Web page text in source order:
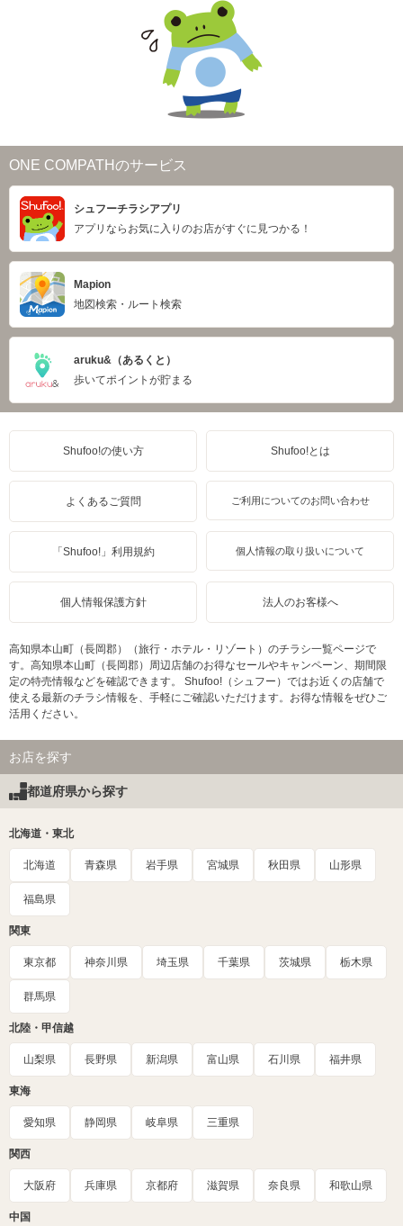
ONE COMPATHのサービス
シュフーチラシアプリ
アプリならお気に入りのお店がすぐに見つかる！
Mapion
地図検索・ルート検索
aruku&（あるくと）
歩いてポイントが貯まる
Shufoo!の使い方 Shufoo!とは
よくあるご質問 ご利用についてのお問い合わせ
「Shufoo!」利用規約 個人情報の取り扱いについて
個人情報保護方針 法人のお客様へ
高知県本山町（長岡郡）（旅行・ホテル・リゾート）のチラシ一覧ページで
す。高知県本山町（長岡郡）周辺店舗のお得なセールやキャンペーン、期間限
定の特売情報などを確認できます。 Shufoo!（シュフー）ではお近くの店舗で
使える最新のチラシ情報を、手軽にご確認いただけます。お得な情報をぜひご
活用ください。
お店を探す
都道府県から探す
北海道・東北
北海道 青森県 岩手県 宮城県 秋田県 山形県
福島県
関東
東京都 神奈川県 埼玉県 千葉県 茨城県 栃木県
群馬県
北陸・甲信越
山梨県 長野県 新潟県 富山県 石川県 福井県
東海
愛知県 静岡県 岐阜県 三重県
関西
大阪府 兵庫県 京都府 滋賀県 奈良県 和歌山県
中国